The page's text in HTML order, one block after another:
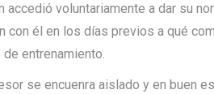
accedió voluntariamente a dar su
con él en los días previos a qué
entrenamiento.
se encuenra aislado y en buen